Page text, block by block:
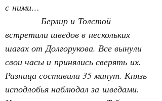
с ними…
Берлир и Толстой
встретили шведов в нескольких
шагах от Долгорукова. Все вынули
свои часы и принялись сверять их.
Разница составила 35 минут. Князь
исподлобья наблюдал за шведами.